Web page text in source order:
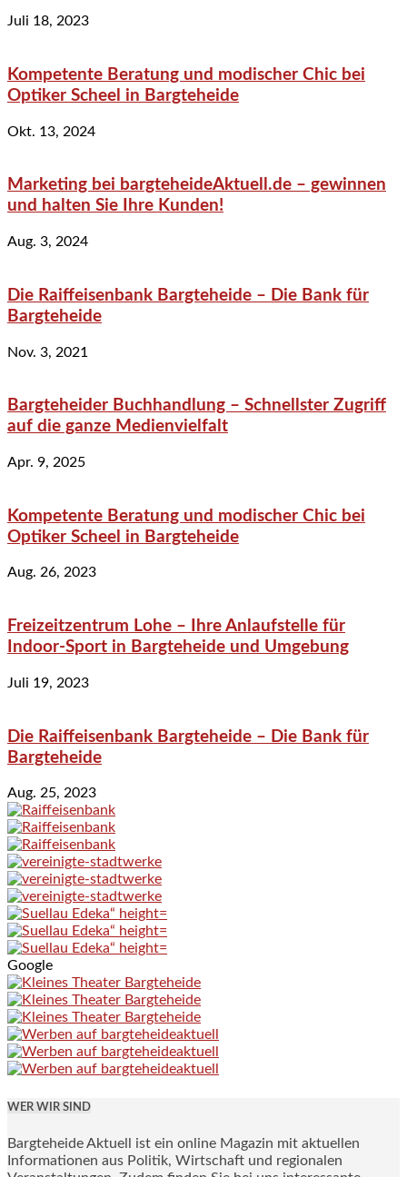
Juli 18, 2023
Kompetente Beratung und modischer Chic bei
Optiker Scheel in Bargteheide
Okt. 13, 2024
Marketing bei bargteheideAktuell.de – gewinnen
und halten Sie Ihre Kunden!
Aug. 3, 2024
Die Raiffeisenbank Bargteheide – Die Bank für
Bargteheide
Nov. 3, 2021
Bargteheider Buchhandlung – Schnellster Zugriff
auf die ganze Medienvielfalt
Apr. 9, 2025
Kompetente Beratung und modischer Chic bei
Optiker Scheel in Bargteheide
Aug. 26, 2023
Freizeitzentrum Lohe – Ihre Anlaufstelle für
Indoor-Sport in Bargteheide und Umgebung
Juli 19, 2023
Die Raiffeisenbank Bargteheide – Die Bank für
Bargteheide
Aug. 25, 2023
Google
WER WIR SIND
Bargteheide Aktuell ist ein online Magazin mit aktuellen
Informationen aus Politik, Wirtschaft und regionalen